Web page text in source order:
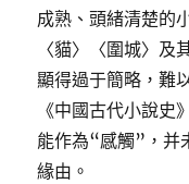
成熟、頭緒清楚的
〈貓〉〈圍城〉及
顯得過于簡略，難
《中國古代小說史
能作為“感觸”，并
緣由。